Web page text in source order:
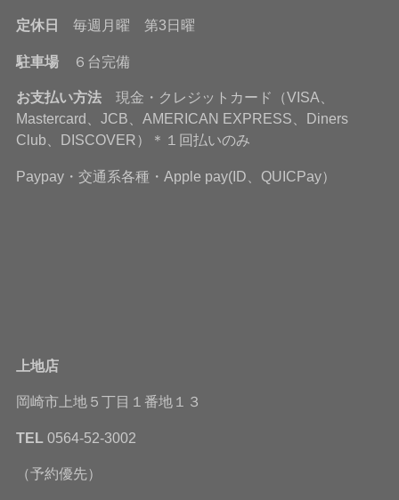
定休日 毎週月曜 第3日曜
駐車場 ６台完備
お支払い方法現金・クレジットカード（VISA、
Mastercard、JCB、AMERICAN EXPRESS、Diners
Club、DISCOVER）＊１回払いのみ
Paypay・交通系各種・Apple pay(ID、QUICPay）
上地店
岡崎市上地５丁目１番地１３
TEL 0564-52-3002
（予約優先）